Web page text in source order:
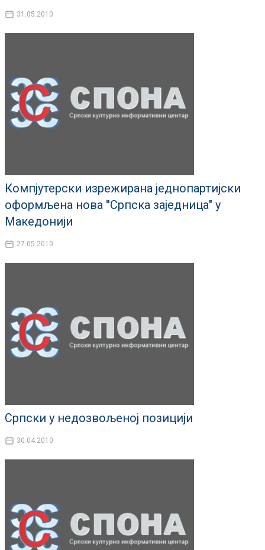
31.05.2010
Компјутерски изрежирана једнопартијски
оформљена нова ''Српска заједница" у
Македонији
27.05.2010
Српски у недозвољеној позицији
30.04.2010